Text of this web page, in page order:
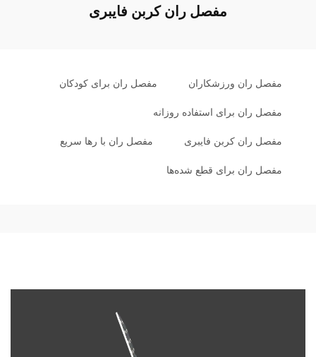
مفصل ران کربن فایبری
مفصل ران ورزشکاران مفصل ران برای کودکان
مفصل ران برای استفاده روزانه
مفصل ران کربن فایبری مفصل ران با رها سریع
مفصل ران برای قطع شده‌ها